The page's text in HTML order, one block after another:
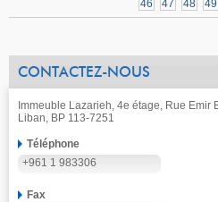
46
47 48 49
CONTACTEZ-NOUS
Immeuble Lazarieh, 4e étage, Rue Emir
Liban, BP 113-7251
Téléphone
+961 1 983306
Fax